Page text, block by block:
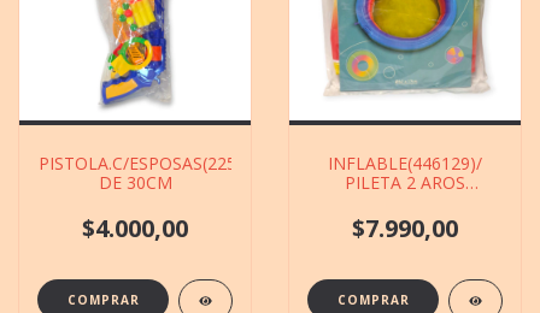
PISTOLA.C/ESPOSAS(225429)CON.ASCESORIOS
DE 30CM
$4.000,00
INFLABLE(446129)/
PILETA 2 AROS
$7.990,00